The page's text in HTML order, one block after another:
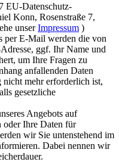
EU-Datenschutz-
Konn, Rosenstraße 7,
unserImpressum )
per E-Mail werden die von
ggf. Ihr Name und
um Ihre Fragen zu
anfallenden Daten
nicht mehr erforderlich ist,
gesetzliche
Angebots auf
oder Ihre Daten für
wir Sie untenstehend im
Dabei nennen wir